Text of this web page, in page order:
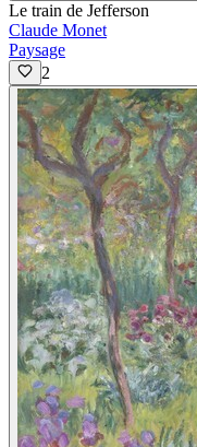
Le train de Jefferson
Claude Monet
Paysage
2